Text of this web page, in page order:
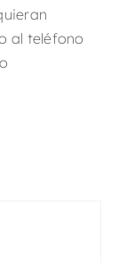
al teléfono